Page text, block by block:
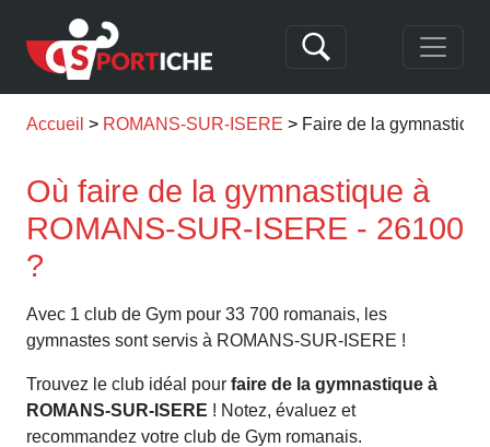
Accueil ROMANS-SUR-ISERE Faire de la
Où faire de la gymnastique à
ROMANS-SUR-ISERE - 26100
?
Avec 1 club de Gym pour 33 700 romanais, les
gymnastes sont servis à ROMANS-SUR-ISERE !
Trouvez le club idéal pour faire de la gymnastique à
ROMANS-SUR-ISERE ! Notez, évaluez et
recommandez votre club de Gym romanais.